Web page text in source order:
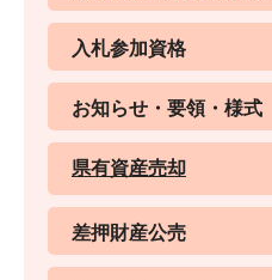
入札参加資格
お知らせ・要領・様式
県有資産売却
差押財産公売